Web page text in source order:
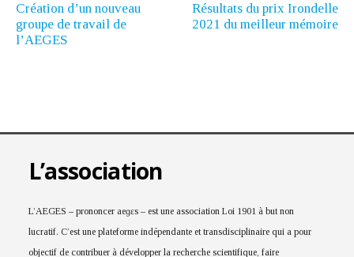
Création d’un nouveau
groupe de travail de
l’AEGES
Résultats du prix Irondelle
2021 du meilleur mémoire
L’association
L’AEGES – prononcer aeɡɛs – est une association Loi 1901 à but non
lucratif. C’est une plateforme indépendante et transdisciplinaire qui a pour
objectif de contribuer à développer la recherche scientifique, faire